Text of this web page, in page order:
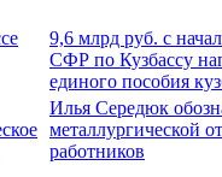
9,6 млрд руб. с
СФР по Кузбассу
единого пособия
Илья Середюк
металлургической
работников